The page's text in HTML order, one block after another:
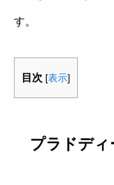
す。
目次 [表示]
プラドディ